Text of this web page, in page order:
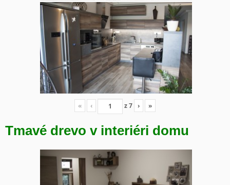
« ‹ z7 › »
Tmavé drevo v interiéri domu